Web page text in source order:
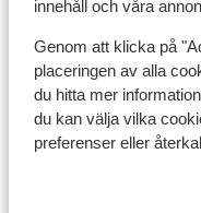
innehåll och våra
Genom att klicka på
placeringen av alla
du hitta mer
du kan välja vilka
preferenser eller
Liftkort/
Liftkort